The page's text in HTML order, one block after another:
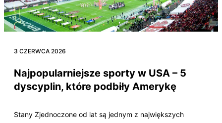
3 CZERWCA 2026
Najpopularniejsze sporty w USA – 5
dyscyplin, które podbiły Amerykę
Stany Zjednoczone od lat są jednym z największych